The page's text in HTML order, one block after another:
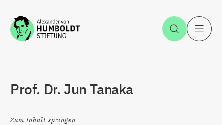
Zum Inhalt springen Suche
Prof. Dr. Jun Tanaka
Zum Inhalt springen